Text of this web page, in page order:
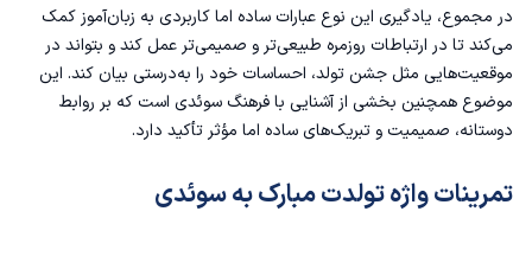
در مجموع، یادگیری این نوع عبارات ساده اما کاربردی به زبان‌آموز کمک
می‌کند تا در ارتباطات روزمره طبیعی‌تر و صمیمی‌تر عمل کند و بتواند در
موقعیت‌هایی مثل جشن تولد، احساسات خود را به‌درستی بیان کند. این
موضوع همچنین بخشی از آشنایی با فرهنگ سوئدی است که بر روابط
دوستانه، صمیمیت و تبریک‌های ساده اما مؤثر تأکید دارد.
تمرینات واژه تولدت مبارک به سوئدی